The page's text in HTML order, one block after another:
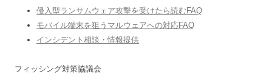
侵入型ランサムウェア攻撃を受けたら読むFAQ
モバイル端末を狙うマルウェアへの対応FAQ
インシデント相談・情報提供
フィッシング対策協議会